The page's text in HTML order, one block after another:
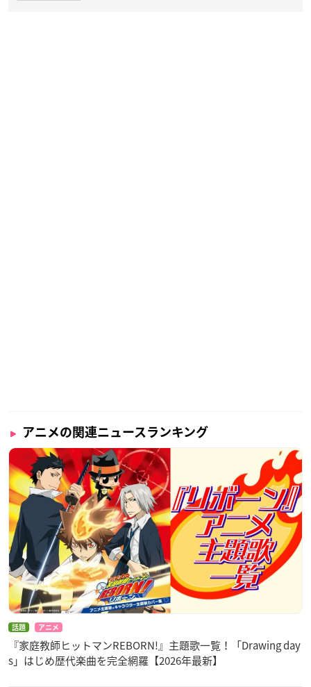
アニメの関連ニュースランキング
話題 アニメ
『家庭教師ヒットマンREBORN!』主題歌一覧！「Drawing day
s」はじめ歴代楽曲を完全網羅【2026年最新】